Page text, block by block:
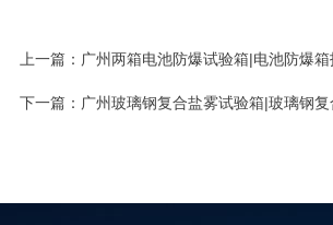
上一篇： 广州两箱电池防爆试验箱|电池防爆
下一篇： 广州玻璃钢复合盐雾试验箱|玻璃钢